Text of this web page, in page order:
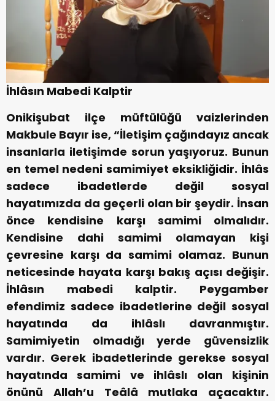
İhlâsın Mabedi Kalptir
Onikişubat ilçe müftülüğü vaizlerinden
Makbule Bayır ise, “İletişim çağındayız ancak
insanlarla iletişimde sorun yaşıyoruz. Bunun
en temel nedeni samimiyet eksikliğidir. İhlâs
sadece ibadetlerde değil sosyal
hayatımızda da geçerli olan bir şeydir. İnsan
önce kendisine karşı samimi olmalıdır.
Kendisine dahi samimi olamayan kişi
çevresine karşı da samimi olamaz. Bunun
neticesinde hayata karşı bakış açısı değişir.
İhlâsın mabedi kalptir. Peygamber
efendimiz sadece ibadetlerine değil sosyal
hayatında da ihlâslı davranmıştır.
Samimiyetin olmadığı yerde güvensizlik
vardır. Gerek ibadetlerinde gerekse sosyal
hayatında samimi ve ihlâslı olan kişinin
önünü Allah’u Teâlâ mutlaka açacaktır.